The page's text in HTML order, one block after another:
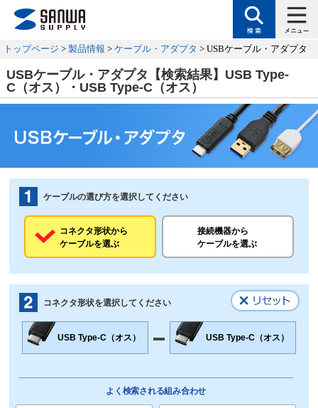
トップページ > 製品情報 > ケーブル・アダプタ > USBケーブル・アダプタ
USBケーブル・アダプタ【検索結果】USB Type-
C（オス）・USB Type-C（オス）
ケーブルの選び方を選択してください
コネクタ形状から
ケーブルを選ぶ
接続機器から
ケーブルを選ぶ
コネクタ形状を選択してください
USB Type-C（オス） USB Type-C（オス）
よく検索される組み合わせ